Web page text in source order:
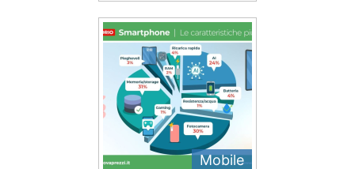
Mobile